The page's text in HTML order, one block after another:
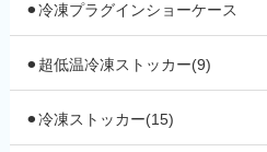
⚫︎冷凍プラグインショーケース
⚫︎超低温冷凍ストッカー(9)
⚫︎冷凍ストッカー(15)